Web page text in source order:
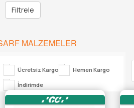
Filtrele
MALZEMELER
Ücretsiz Kargo
Hemen Kargo
İndirimde